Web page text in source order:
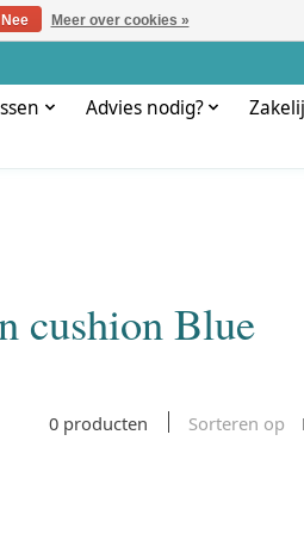
Advies nodig?
cushion Blue
0 producten Sorteren op
Nee Meer over cookies »